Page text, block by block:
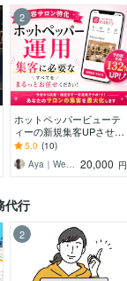
2
ホットペッパービューテ
ィーの新規集客UPさせま
す “掲載しているだけ”の
ホットペッパー、卒業し
ませんか？
5.0 (10)
20,000 円
代行
2